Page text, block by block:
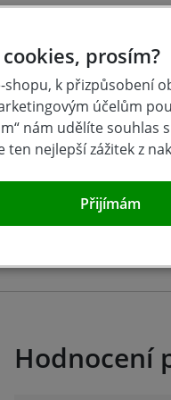
Aku
MILWAUKEE
skladem
Hodnocení
prosím?
k přizpůsobení
účelům
nám udělíte souhlas
nejlepší zážitek z
Přijímám